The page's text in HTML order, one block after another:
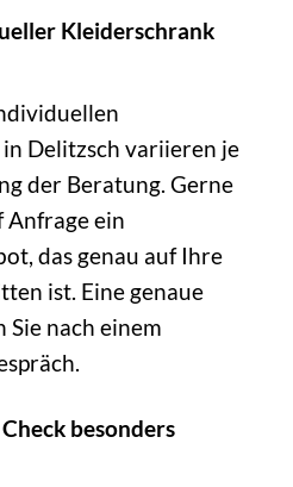
Kleiderschrank
Delitzsch variieren je
der Beratung. Gerne
ein
das genau auf Ihre
ist. Eine genaue
nach einem
besonders